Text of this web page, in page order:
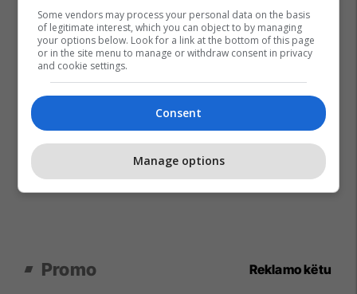
Promo Reklamo këtu
Some vendors may process your personal data on the basis
of legitimate interest, which you can object to by managing
your options below. Look for a link at the bottom of this page
or in the site menu to manage or withdraw consent in privacy
and cookie settings.
Consent
Manage options